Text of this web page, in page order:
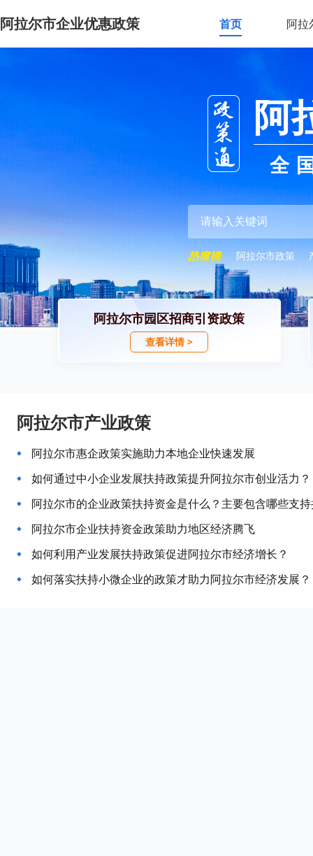
阿拉尔市企业优惠政策 首页 阿拉
阿
全
阿拉尔市政策
阿拉尔市园区招商引资政策
查看详情 >
阿拉尔市产业政策
阿拉尔市惠企政策实施助力本地企业快速发展
如何通过中小企业发展扶持政策提升阿拉尔市创业活力？
阿拉尔市的企业政策扶持资金是什么？主要包含哪些支
阿拉尔市企业扶持资金政策助力地区经济腾飞
如何利用产业发展扶持政策促进阿拉尔市经济增长？
如何落实扶持小微企业的政策才助力阿拉尔市经济发展？